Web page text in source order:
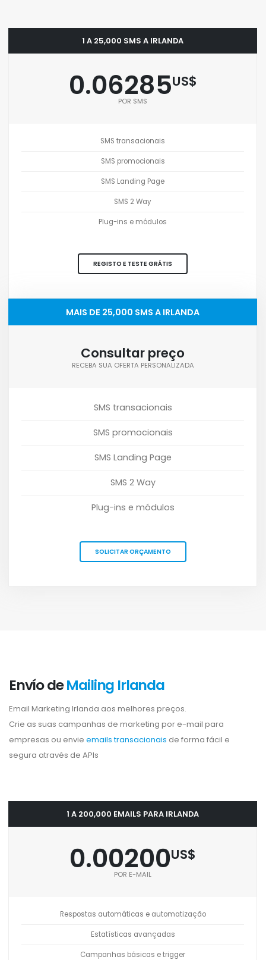
1 A 25,000 SMS A IRLANDA
0.06285US$
POR SMS
SMS transacionais
SMS promocionais
SMS Landing Page
SMS 2 Way
Plug-ins e módulos
REGISTO E TESTE GRÁTIS
MAIS DE 25,000 SMS A IRLANDA
Consultar preço
RECEBA SUA OFERTA PERSONALIZADA
SMS transacionais
SMS promocionais
SMS Landing Page
SMS 2 Way
Plug-ins e módulos
SOLICITAR ORÇAMENTO
Envío deMailing Irlanda
Email Marketing Irlanda aos melhores preços.
Crie as suas campanhas de marketing por e-mail para
empresas ou envie emails transacionais de forma fácil e
segura através de APIs
1 A 200,000 EMAILS PARA IRLANDA
0.00200US$
POR E-MAIL
Respostas automáticas e automatização
Estatísticas avançadas
Campanhas básicas e trigger